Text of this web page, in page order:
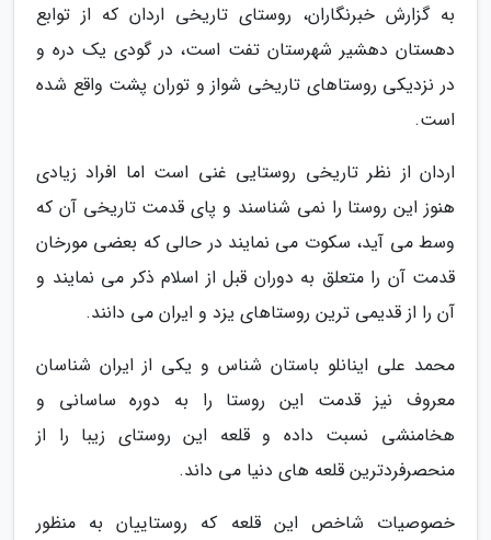
به گزارش خبرنگاران، روستای تاریخی اردان که از توابع
دهستان دهشیر شهرستان تفت است، در گودی یک دره و
در نزدیکی روستاهای تاریخی شواز و توران پشت واقع شده
است.
اردان از نظر تاریخی روستایی غنی است اما افراد زیادی
هنوز این روستا را نمی شناسند و پای قدمت تاریخی آن که
وسط می آید، سکوت می نمایند در حالی که بعضی مورخان
قدمت آن را متعلق به دوران قبل از اسلام ذکر می نمایند و
آن را از قدیمی ترین روستاهای یزد و ایران می دانند.
محمد علی اینانلو باستان شناس و یکی از ایران شناسان
معروف نیز قدمت این روستا را به دوره ساسانی و
هخامنشی نسبت داده و قلعه این روستای زیبا را از
منحصرفردترین قلعه های دنیا می داند.
خصوصیات شاخص این قلعه که روستاییان به منظور